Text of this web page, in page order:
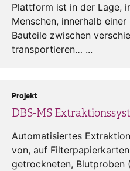
Plattform ist in der Lage,
Menschen, innerhalb
Bauteile zwischen
transportieren… ...
DBS-MS
Projekt
Automatisiertes
von, auf
getrockneten, Blutproben